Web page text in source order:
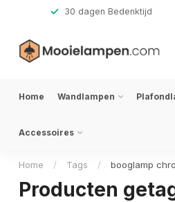
30 dagen Bedenktijd
Home Wandlampen
Accessoires
Home / Tags / booglamp
Producten